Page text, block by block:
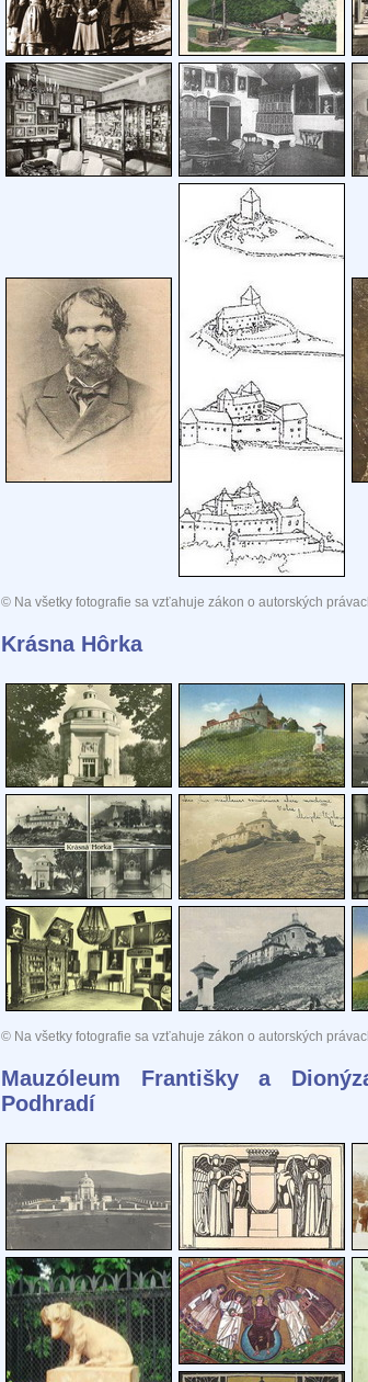
© Na všetky fotografie sa vzťahuje zákon o autorských
Krásna Hôrka
© Na všetky fotografie sa vzťahuje zákon o autorských
Mauzóleum Františky a
Podhradí